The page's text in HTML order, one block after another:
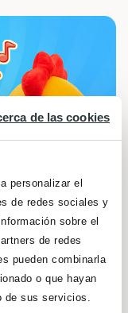
de las cookies
personalizar el
de redes sociales y
sobre el
de redes
pueden combinarla
o que hayan
de sus servicios.
llevarte uno
La Granja de